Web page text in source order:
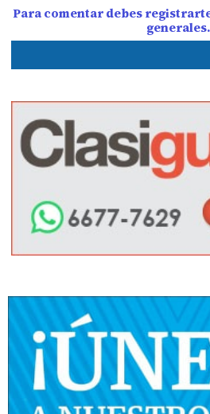
Para comentar debes
generales.